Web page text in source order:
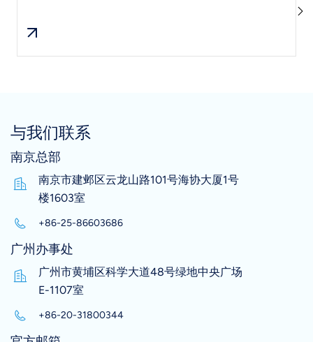
与我们联系
南京总部
南京市建邺区云龙山路101号海协大厦1号
楼1603室
+86-25-86603686
广州办事处
广州市黄埔区科学大道48号绿地中央广场
E-1107室
+86-20-31800344